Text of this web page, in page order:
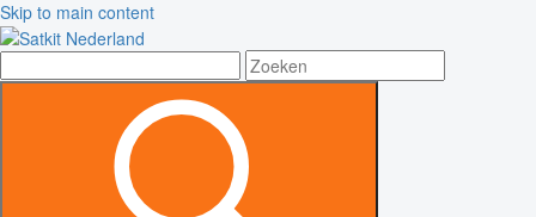
Skip to main content